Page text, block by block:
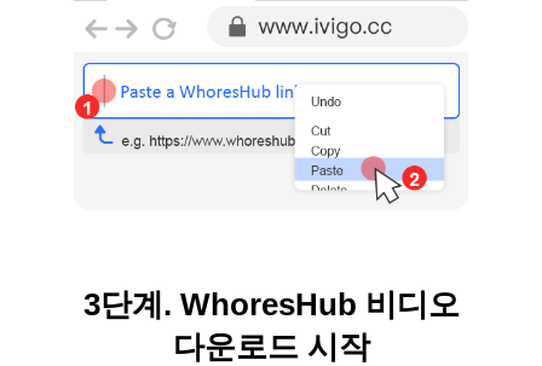
3단계. WhoresHub 비디오
다운로드 시작